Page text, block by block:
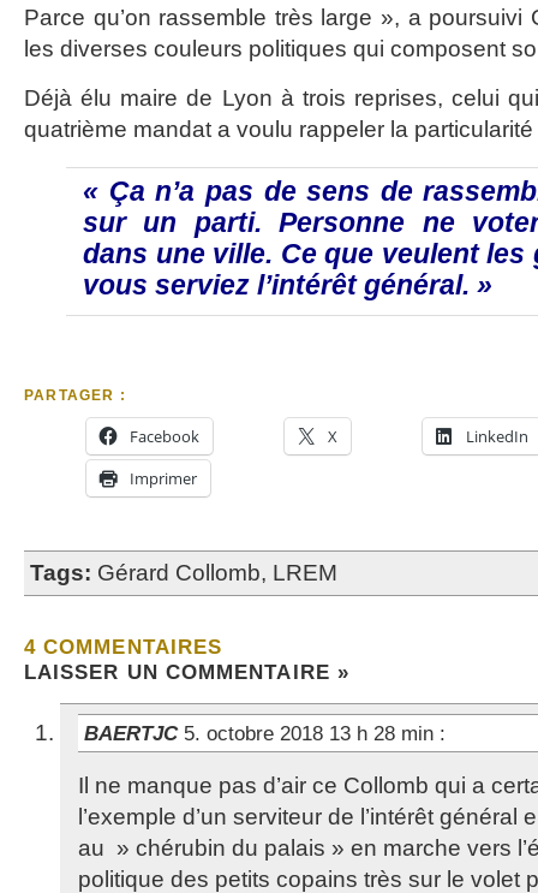
Parce qu’on rassemble très large », a poursuivi
les diverses couleurs politiques qui composent
Déjà élu maire de Lyon à trois reprises, celui
quatrième mandat a voulu rappeler la particularité
« Ça n’a pas de sens de
sur un parti. Personne ne
dans une ville. Ce que veulent les
vous serviez l’intérêt général. »
PARTAGER :
Facebook X
LinkedIn
Imprimer
Tags: Gérard Collomb, LREM
4 COMMENTAIRES
LAISSER UN COMMENTAIRE »
BAERTJC 5. octobre 2018 13 h 28 min :
Il ne manque pas d’air ce Collomb qui a
l’exemple d’un serviteur de l’intérêt
au » chérubin du palais » en marche vers
politique des petits copains très sur le volet